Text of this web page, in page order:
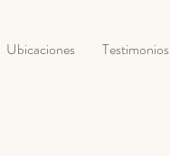
Ubicaciones Testimonios